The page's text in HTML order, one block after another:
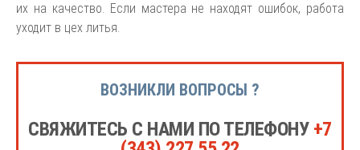
их на качество. Если мастера не находят ошибок, работа
уходит в цех литья.
ВОЗНИКЛИ ВОПРОСЫ ?
СВЯЖИТЕСЬ С НАМИ ПО ТЕЛЕФОНУ +7